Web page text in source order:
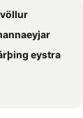
eystra